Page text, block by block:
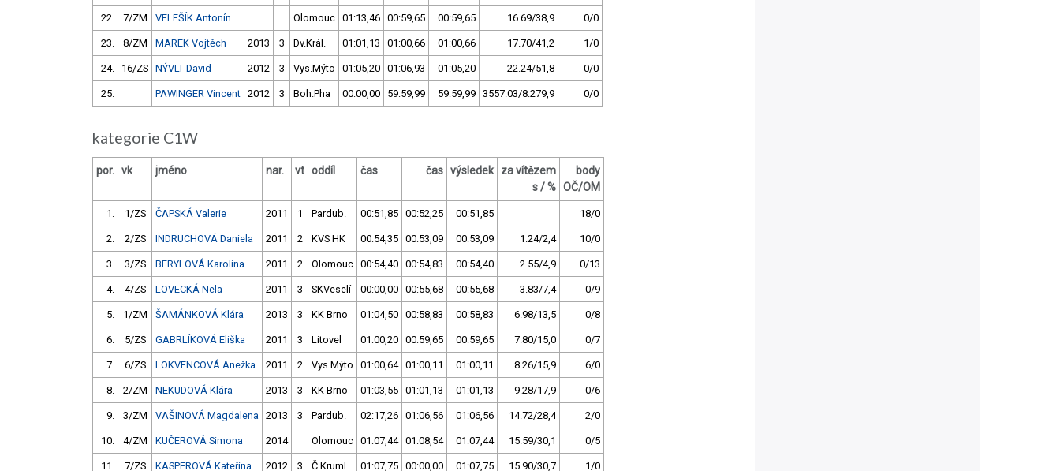
22. 7/ZM VELEŠÍK Antonín Olomouc 01:13,46 00:59,65 00:59,65 16.69/38,9 0/0
23. 8/ZM MAREK Vojtěch 2013 3 Dv.Král. 01:01,13 01:00,66 01:00,66 17.70/41,2 1/0
24. 16/ZS NÝVLT David 2012 3 Vys.Mýto 01:05,20 01:06,93 01:05,20 22.24/51,8 0/0
25. PAWINGER Vincent 2012 3 Boh.Pha 00:00,00 59:59,99 59:59,99 3557.03/8.279,9 0/0
kategorie C1W
por. vk jméno nar. vt oddíl čas čas výsledek
za vítězem
s / %
body
OČ/OM
1. 1/ZS ČAPSKÁ Valerie 2011 1 Pardub. 00:51,85 00:52,25 00:51,85 18/0
2. 2/ZS INDRUCHOVÁ Daniela 2011 2 KVS HK 00:54,35 00:53,09 00:53,09 1.24/2,4 10/0
3. 3/ZS BERYLOVÁ Karolína 2011 2 Olomouc 00:54,40 00:54,83 00:54,40 2.55/4,9 0/13
4. 4/ZS LOVECKÁ Nela 2011 3 SKVeselí 00:00,00 00:55,68 00:55,68 3.83/7,4 0/9
5. 1/ZM ŠAMÁNKOVÁ Klára 2013 3 KK Brno 01:04,50 00:58,83 00:58,83 6.98/13,5 0/8
6. 5/ZS GABRLÍKOVÁ Eliška 2011 3 Litovel 01:00,20 00:59,65 00:59,65 7.80/15,0 0/7
7. 6/ZS LOKVENCOVÁ Anežka 2011 2 Vys.Mýto 01:00,64 01:00,11 01:00,11 8.26/15,9 6/0
8. 2/ZM NEKUDOVÁ Klára 2013 3 KK Brno 01:03,55 01:01,13 01:01,13 9.28/17,9 0/6
9. 3/ZM VAŠINOVÁ Magdalena 2013 3 Pardub. 02:17,26 01:06,56 01:06,56 14.72/28,4 2/0
10. 4/ZM KUČEROVÁ Simona 2014 Olomouc 01:07,44 01:08,54 01:07,44 15.59/30,1 0/5
11. 7/ZS KASPEROVÁ Kateřina 2012 3 Č.Kruml. 01:07,75 00:00,00 01:07,75 15.90/30,7 1/0